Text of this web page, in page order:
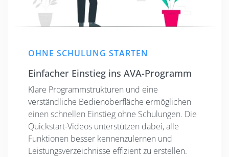
OHNE SCHULUNG STARTEN
Einfacher Einstieg ins AVA-Programm
Klare Programmstrukturen und eine
verständliche Bedienoberfläche ermöglichen
einen schnellen Einstieg ohne Schulungen. Die
Quickstart-Videos unterstützen dabei, alle
Funktionen besser kennenzulernen und
Leistungsverzeichnisse effizient zu erstellen.